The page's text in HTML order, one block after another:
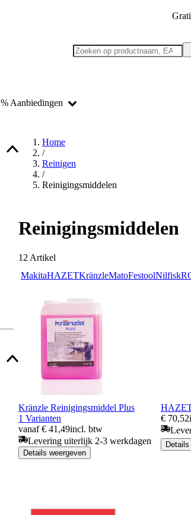
% Aanbiedingen
Home
/
Reinigen
/
Reinigingsmiddelen
Reinigingsmiddelen
12 Artikel
MakitaHAZETKränzleMatoFestoolNilfisk
Kränzle Reinigingsmiddel Plus
1 Varianten
vanaf € 41,49incl. btw
Levering uiterlijk 2-3 werkdagen
Details weergeven
€ 70,52